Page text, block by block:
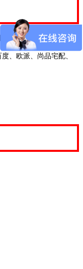
等旗下子公司，成为设
、欧派、尚品宅配、